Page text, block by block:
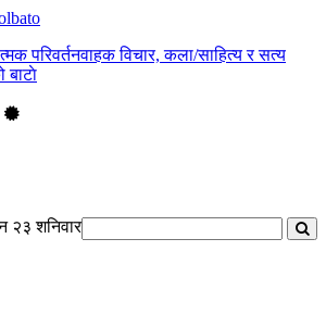
परिवर्तनवाहक विचार, कला/साहित्य र सत्य
बाटाे
२३ शनिवार